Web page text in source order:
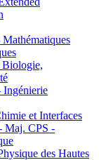
et Interfaces
Maj. CPS -
des Hautes